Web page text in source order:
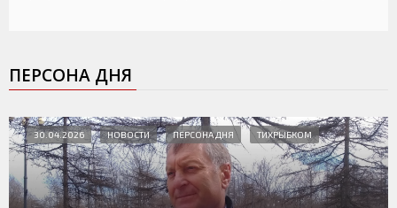
ПЕРСОНА ДНЯ
30.04.2026 НОВОСТИ ПЕРСОНА ДНЯ ТИХРЫБКОМ